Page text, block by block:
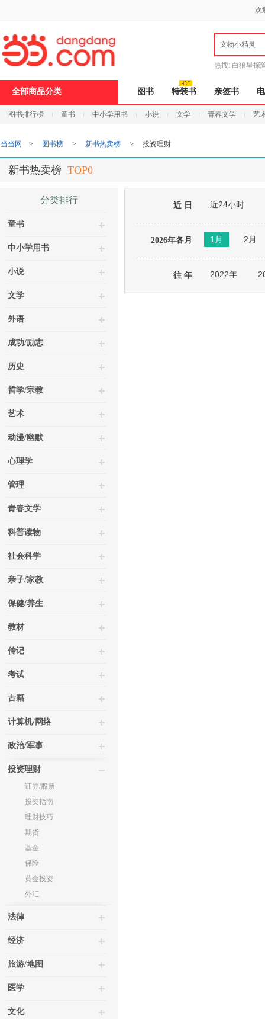
欢
文物小精灵
热搜: 白狼星探
全部商品分类 图书 特装书 亲签书
图书排行榜 童书 中小学用书 小说 文学 青春文学 艺
打
开
无
障
页
加
当当网 > 图书榜 > 新书热卖榜 > 投资理财
新书热卖榜 TOP0
分类排行
童书
中小学用书
小说
文学
外语
成功/励志
历史
哲学/宗教
艺术
动漫/幽默
心理学
管理
青春文学
科普读物
社会科学
亲子/家教
保健/养生
教材
传记
考试
古籍
计算机/网络
政治/军事
投资理财
证券/股票
投资指南
理财技巧
期货
基金
保险
黄金投资
外汇
法律
经济
旅游/地图
医学
文化
近 日 近24小时
2026年各月 1月 2月
往 年 2022年